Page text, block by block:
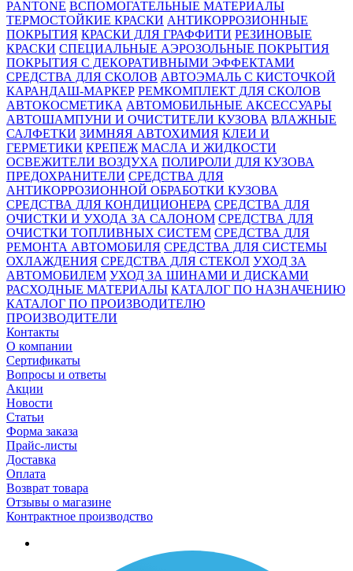
PANTONE ВСПОМОГАТЕЛЬНЫЕ МАТЕРИАЛЫ
ТЕРМОСТОЙКИЕ КРАСКИ АНТИКОРРОЗИОННЫЕ
ПОКРЫТИЯ КРАСКИ ДЛЯ ГРАФФИТИ РЕЗИНОВЫЕ
КРАСКИ СПЕЦИАЛЬНЫЕ АЭРОЗОЛЬНЫЕ ПОКРЫТИЯ
ПОКРЫТИЯ С ДЕКОРАТИВНЫМИ ЭФФЕКТАМИ
СРЕДСТВА ДЛЯ СКОЛОВ АВТОЭМАЛЬ С КИСТОЧКОЙ
КАРАНДАШ-МАРКЕР РЕМКОМПЛЕКТ ДЛЯ СКОЛОВ
АВТОКОСМЕТИКА АВТОМОБИЛЬНЫЕ АКСЕССУАРЫ
АВТОШАМПУНИ И ОЧИСТИТЕЛИ КУЗОВА ВЛАЖНЫЕ
САЛФЕТКИ ЗИМНЯЯ АВТОХИМИЯ КЛЕИ И
ГЕРМЕТИКИ КРЕПЕЖ МАСЛА И ЖИДКОСТИ
ОСВЕЖИТЕЛИ ВОЗДУХА ПОЛИРОЛИ ДЛЯ КУЗОВА
ПРЕДОХРАНИТЕЛИ СРЕДСТВА ДЛЯ
АНТИКОРРОЗИОННОЙ ОБРАБОТКИ КУЗОВА
СРЕДСТВА ДЛЯ КОНДИЦИОНЕРА СРЕДСТВА ДЛЯ
ОЧИСТКИ И УХОДА ЗА САЛОНОМ СРЕДСТВА ДЛЯ
ОЧИСТКИ ТОПЛИВНЫХ СИСТЕМ СРЕДСТВА ДЛЯ
РЕМОНТА АВТОМОБИЛЯ СРЕДСТВА ДЛЯ СИСТЕМЫ
ОХЛАЖДЕНИЯ СРЕДСТВА ДЛЯ СТЕКОЛ УХОД ЗА
АВТОМОБИЛЕМ УХОД ЗА ШИНАМИ И ДИСКАМИ
РАСХОДНЫЕ МАТЕРИАЛЫ КАТАЛОГ ПО НАЗНАЧЕНИЮ
КАТАЛОГ ПО ПРОИЗВОДИТЕЛЮ
ПРОИЗВОДИТЕЛИ
Контакты
О компании
Сертификаты
Вопросы и ответы
Акции
Новости
Статьи
Форма заказа
Прайс-листы
Доставка
Оплата
Возврат товара
Отзывы о магазине
Контрактное производство